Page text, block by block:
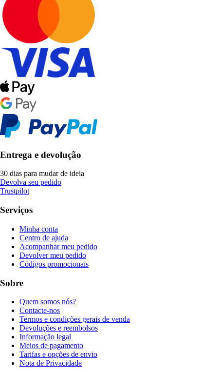
Entrega e devolução
30 dias para mudar de ideia
Devolva seu pedido
Trustpilot
Serviços
Minha conta
Centro de ajuda
Acompanhar meu pedido
Devolver meu pedido
Códigos promocionais
Sobre
Quem somos nós?
Contacte-nos
Termos e condições gerais de venda
Devoluções e reembolsos
Informação legal
Meios de pagamento
Tarifas e opções de envio
Nota de Privacidade